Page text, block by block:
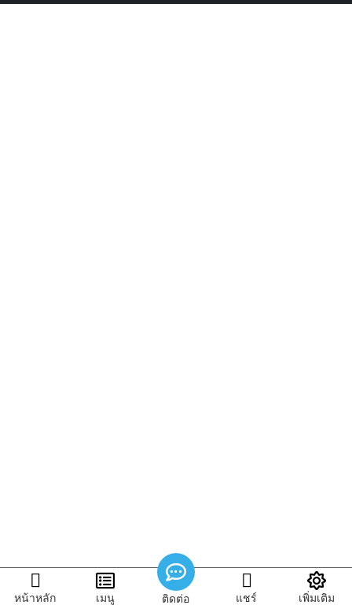
หน้าหลัก เมนู ติดต่อ แชร์ เพิ่มเติม